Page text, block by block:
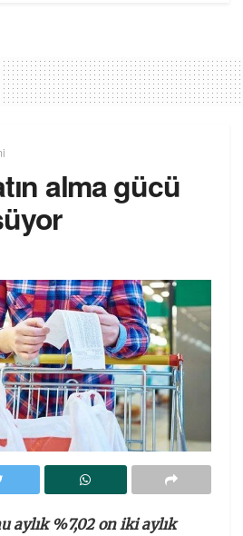
alma gücü
aylık %7,02 on iki aylık